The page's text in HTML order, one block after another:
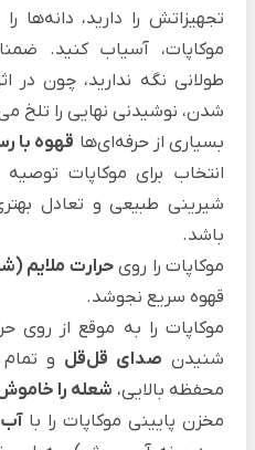
تجهیزاتش را دارید، دانه‌ها
موکاپات، آسیاب کنید.
طولانی نگه ندارید، چون در
شدن، نوشیدنی نهایی را تلخ
بسیاری از حرفه‌ای‌ها قهوه با
انتخاب برای موکاپات
شیرینی طبیعی و تعادل
باشد.
موکاپات را رویحرارت ملایم
قهوه سریع نجوشد.
موکاپات را به موقع از روی
شنیدن صدای قل‌قل و
محفظه بالایی، شعله را
مخزن پایینی موکاپات را باآب